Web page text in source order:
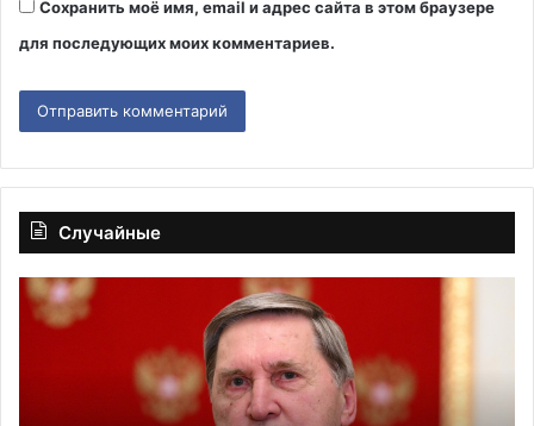
Сохранить моё имя, email и адрес сайта в этом браузере
для последующих моих комментариев.
Случайные
Дмитриев
прокомментировал